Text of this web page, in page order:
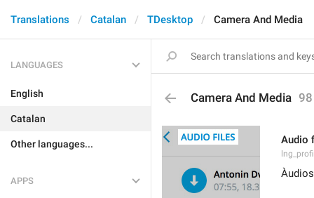
Translations Catalan TDesktop Camera And Media
LANGUAGES
English
Catalan
Other languages...
APPS
Camera And Media 98
Audio
Àudios